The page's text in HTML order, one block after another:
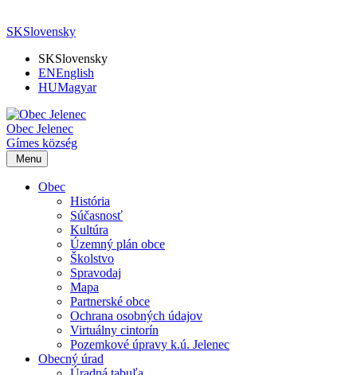
SKSlovensky
SKSlovensky
ENEnglish
HUMagyar
Obec Jelenec
Gímes község
Menu
Obec
História
Súčasnosť
Kultúra
Územný plán obce
Školstvo
Spravodaj
Mapa
Partnerské obce
Ochrana osobných údajov
Virtuálny cintorín
Pozemkové úpravy k.ú. Jelenec
Obecný úrad